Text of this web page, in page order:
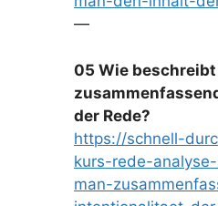
—
05 Wie beschreibt
der Rede?
https://schnell-
kurs-rede-
man-